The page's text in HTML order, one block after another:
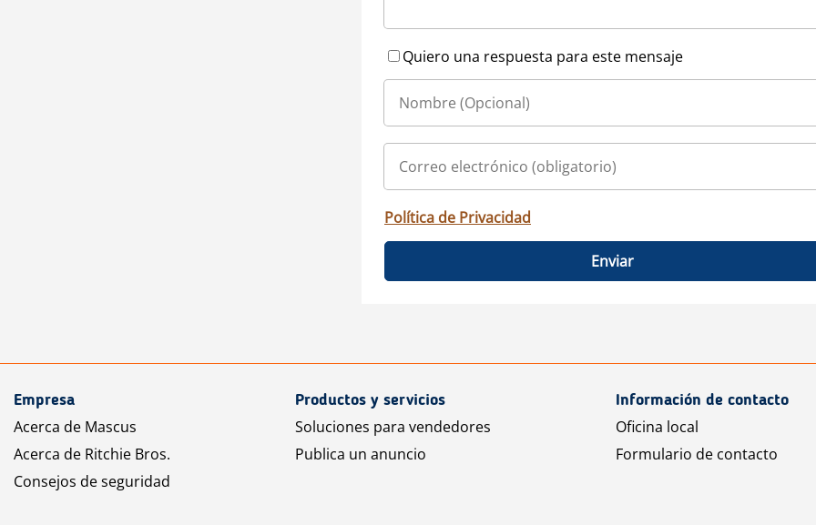
Quiero una respuesta para este mensaje
Política de Privacidad
Enviar
Empresa
Acerca de Mascus
Acerca de Ritchie Bros.
Consejos de seguridad
Productos y servicios
Soluciones para vendedores
Publica un anuncio
Información de contacto
Oficina local
Formulario de contacto